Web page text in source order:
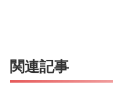
関連記事